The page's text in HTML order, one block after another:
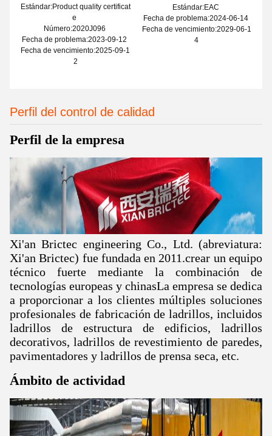
Estándar:Product quality certificat
e
Número:2020J096
Fecha de problema:2023-09-12
Fecha de vencimiento:2025-09-1
2
Estándar:EAC
Fecha de problema:2024-06-14
Fecha de vencimiento:2029-06-1
4
Perfil del control de calidad
Perfil de la empresa
Xi'an Brictec engineering Co., Ltd. (abreviatura:
Xi'an Brictec) fue fundada en 2011.crear un equipo
técnico fuerte mediante la combinación de
tecnologías europeas y chinasLa empresa se dedica
a proporcionar a los clientes múltiples soluciones
profesionales de fabricación de ladrillos, incluidos
ladrillos de estructura de edificios, ladrillos
decorativos, ladrillos de revestimiento de paredes,
pavimentadores y ladrillos de prensa seca, etc.
Ámbito de actividad